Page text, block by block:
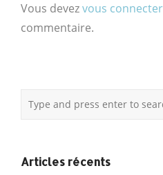
Vous devezvous connecter
commentaire.
Articles récents